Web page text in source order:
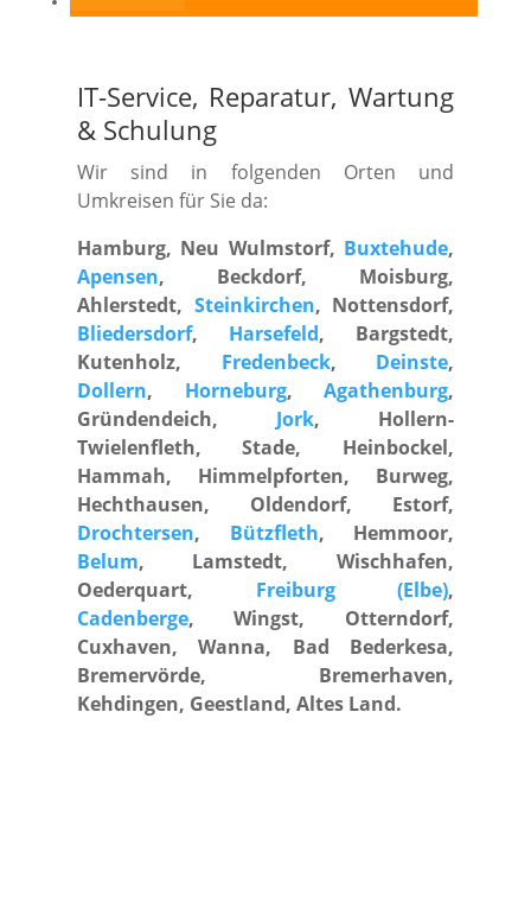
IT-Service, Reparatur, Wartung
& Schulung
Wir sind in folgenden Orten und
Umkreisen für Sie da:
Hamburg, Neu Wulmstorf, Buxtehude,
Apensen, Beckdorf, Moisburg,
Ahlerstedt, Steinkirchen, Nottensdorf,
Bliedersdorf, Harsefeld, Bargstedt,
Kutenholz, Fredenbeck, Deinste,
Dollern, Horneburg,Agathenburg,
Gründendeich, Jork, Hollern-
Twielenfleth, Stade, Heinbockel,
Hammah, Himmelpforten, Burweg,
Hechthausen, Oldendorf, Estorf,
Drochtersen, Bützfleth, Hemmoor,
Belum, Lamstedt, Wischhafen,
Oederquart, Freiburg (Elbe),
Cadenberge, Wingst, Otterndorf,
Cuxhaven, Wanna, Bad Bederkesa,
Bremervörde, Bremerhaven,
Kehdingen, Geestland, Altes Land.